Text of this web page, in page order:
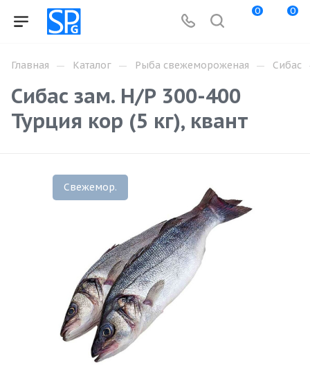
0 0
Главная — Каталог — Рыба свежемороженая — Сибас
Сибас зам. Н/Р 300-400
Турция кор (5 кг), квант
Свежемор.